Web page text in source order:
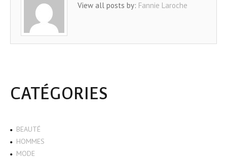
View all posts by: Fannie Laroche
CATÉGORIES
BEAUTÉ
HOMMES
MODE